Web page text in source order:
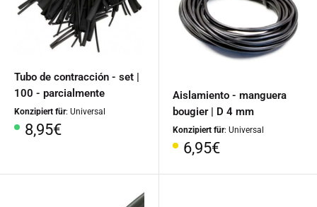
Tubo de contracción - set |
100 - parcialmente
Konzipiert für: Universal
Precio
8,95€
Aislamiento - manguera
bougier | D 4 mm
Konzipiert für: Universal
Precio
6,95€